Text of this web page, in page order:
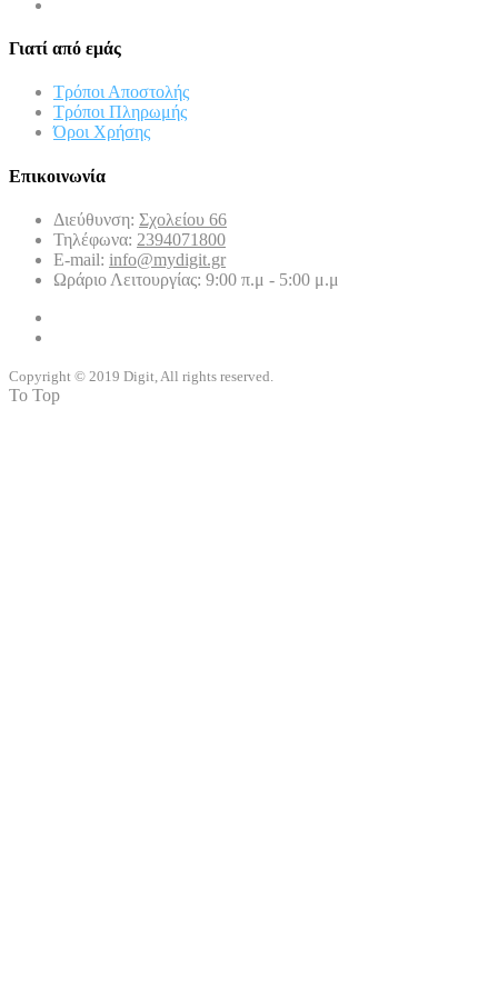
Γιατί από εμάς
Τρόποι Αποστολής
Τρόποι Πληρωμής
Όροι Χρήσης
Επικοινωνία
Διεύθυνση: Σχολείου 66
Τηλέφωνα: 2394071800
E-mail: info@mydigit.gr
Ωράριο Λειτουργίας: 9:00 π.μ - 5:00 μ.μ
Copyright © 2019 Digit, All rights reserved.
To Top